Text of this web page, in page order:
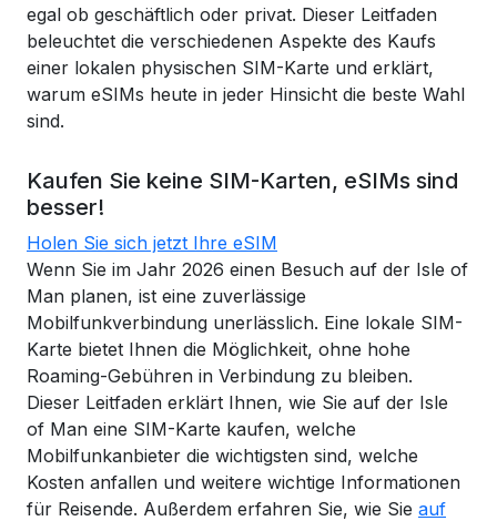
egal ob geschäftlich oder privat. Dieser Leitfaden
beleuchtet die verschiedenen Aspekte des Kaufs
einer lokalen physischen SIM-Karte und erklärt,
warum eSIMs heute in jeder Hinsicht die beste Wahl
sind.
Kaufen Sie keine SIM-Karten, eSIMs sind
besser!
Holen Sie sich jetzt Ihre eSIM
Wenn Sie im Jahr 2026 einen Besuch auf der Isle of
Man planen, ist eine zuverlässige
Mobilfunkverbindung unerlässlich. Eine lokale SIM-
Karte bietet Ihnen die Möglichkeit, ohne hohe
Roaming-Gebühren in Verbindung zu bleiben.
Dieser Leitfaden erklärt Ihnen, wie Sie auf der Isle
of Man eine SIM-Karte kaufen, welche
Mobilfunkanbieter die wichtigsten sind, welche
Kosten anfallen und weitere wichtige Informationen
für Reisende. Außerdem erfahren Sie, wie Sie auf